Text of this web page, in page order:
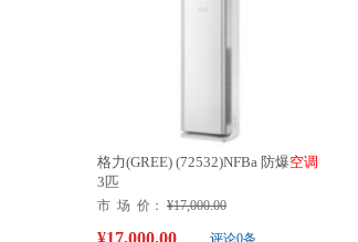
格力(GREE) (72532)NFBa 防爆空调
3匹
市 场 价： ¥17,000.00
评论0条
¥17,000.00